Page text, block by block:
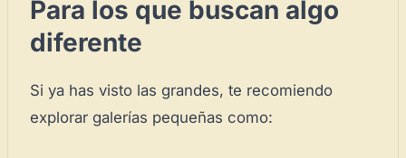
Para los que buscan algo
diferente
Si ya has visto las grandes, te recomiendo
explorar galerías pequeñas como: